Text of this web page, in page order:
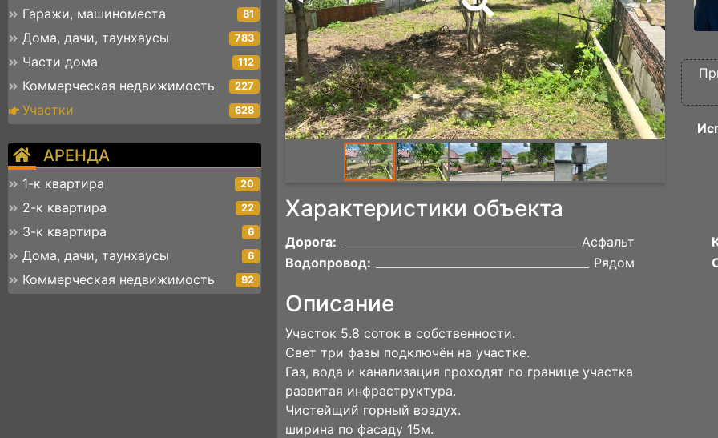
Гаражи, машиноместа 81
Дома, дачи, таунхаусы 783
Части дома 112
Коммерческая недвижимость 227
Участки 628
АРЕНДА
1-к квартира 20
2-к квартира 22
3-к квартира 6
Дома, дачи, таунхаусы 6
Коммерческая недвижимость 92
Характеристики объекта
Дорога:
Асфальт
Водопровод:
Рядом
Описание
Участок 5.8 соток в собственности.
Свет три фазы подключён на участке.
Газ, вода и канализация проходят по границе участка
развитая инфраструктура.
Чистейщий горный воздух.
ширина по фасаду 15м.